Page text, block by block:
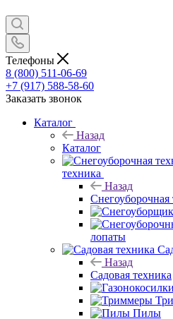
Телефоны
8 (800) 511-06-69
+7 (917) 588-58-60
Заказать звонок
Каталог
Назад
Каталог
техника
Назад
Снегоуборочная
лопаты
Назад
Садовая техника
Пилы